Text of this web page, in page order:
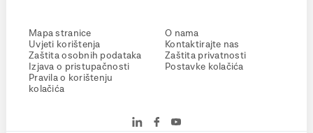
Mapa stranice
Uvjeti korištenja
Zaštita osobnih podataka
Izjava o pristupačnosti
Pravila o korištenju
kolačića
O nama
Kontaktirajte nas
Zaštita privatnosti
Postavke kolačića